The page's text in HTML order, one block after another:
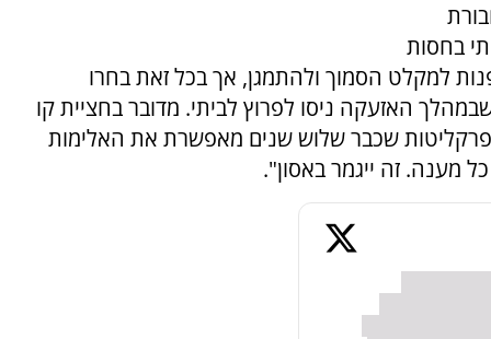
בחסות
למקלט הסמוך ולהתמגן, אך בכל זאת בחרו
האזעקה ניסו לפרוץ לביתי. מדובר בחציית קו
שכבר שלוש שנים מאפשרת את האלימות
מענה. זה ייגמר באסון".